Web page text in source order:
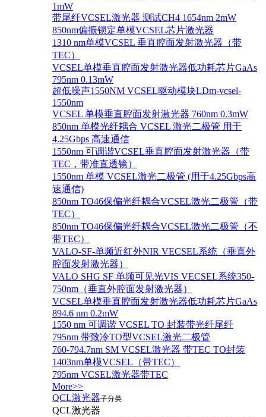
1mW
带尾纤VCSEL激光器 测试CH4 1654nm 2mW
850nm偏振锁定单模VCSEL芯片激光器
1310 nm单模VCSEL 垂直腔面发射激光器（带
TEC）
VCSEL单模垂直腔面发射激光器低功耗芯片GaAs
795nm 0.13mW
超低噪声1550NM VCSEL驱动模块LDm-vcsel-
1550nm
VCSEL 单模垂直腔面发射激光器 760nm 0.3mW
850nm 单模光纤耦合 VCSEL 激光二极管 用于
4.25Gbps 高速通信
1550nm 可调谐VCSEL垂直腔面发射激光器（带
TEC，带准直透镜）
1550nm 单模 VCSEL激光二极管 (用于4.25Gbps高
速通信)
850nm TO46保偏光纤耦合VCSEL激光二极管（带
TEC）
850nm TO46保偏光纤耦合VCSEL激光二极管（不
带TEC）
VALO-SF-单频近红外NIR VECSEL系统（垂直外
腔面发射激光器）
VALO SHG SF 单频可见光VIS VECSEL系统350-
750nm（垂直外腔面发射激光器）
VCSEL单模垂直腔面发射激光器低功耗芯片GaAs
894.6 nm 0.2mW
1550 nm 可调谐 VCSEL TO 封装带光纤尾纤
795nm 带致冷TO型VCSEL激光二极管
760-794.7nm SM VCSEL激光器 带TEC TO封装
1403nm单模VCSEL（带TEC）
795nm VCSEL激光器带TEC
More>>
QCL激光器子分类
QCL激光器